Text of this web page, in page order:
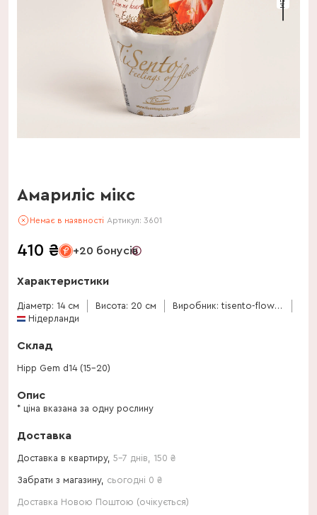
Амариліс мікс
Немає в наявності Артикул: 3601
410 ₴ +20 бонусів
Характеристики
Діаметр: 14 см Висота: 20 см
Виробник: tisento-flowers-and-plants
Нідерланди
Склад
Hipp Gem d14 (15-20)
Опис
* ціна вказана за одну рослину
Доставка
Доставка в квартиру, 5-7 днів 150 ₴
Забрати з магазину, сьогодні 0 ₴
Доставка Новою Поштою (очікується)